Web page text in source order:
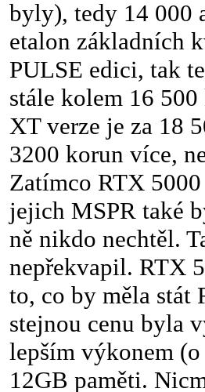
byly), tedy 14 000
etalon základních
PULSE edici, tak
stále kolem 16
XT verze je za 18
3200 korun více,
Zatímco RTX
jejich MSPR také
ně nikdo nechtěl.
nepřekvapil. RTX
to, co by měla stát
stejnou cenu byla
lepším výkonem
12GB paměti.